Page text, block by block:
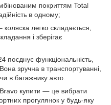
покриттям Total
в одному;
легко складається,
і зберігає
поєднує функціональність,
зручна в транспортуванні,
в багажнику авто.
купити — це вибрати
прогулянок у будь-яку